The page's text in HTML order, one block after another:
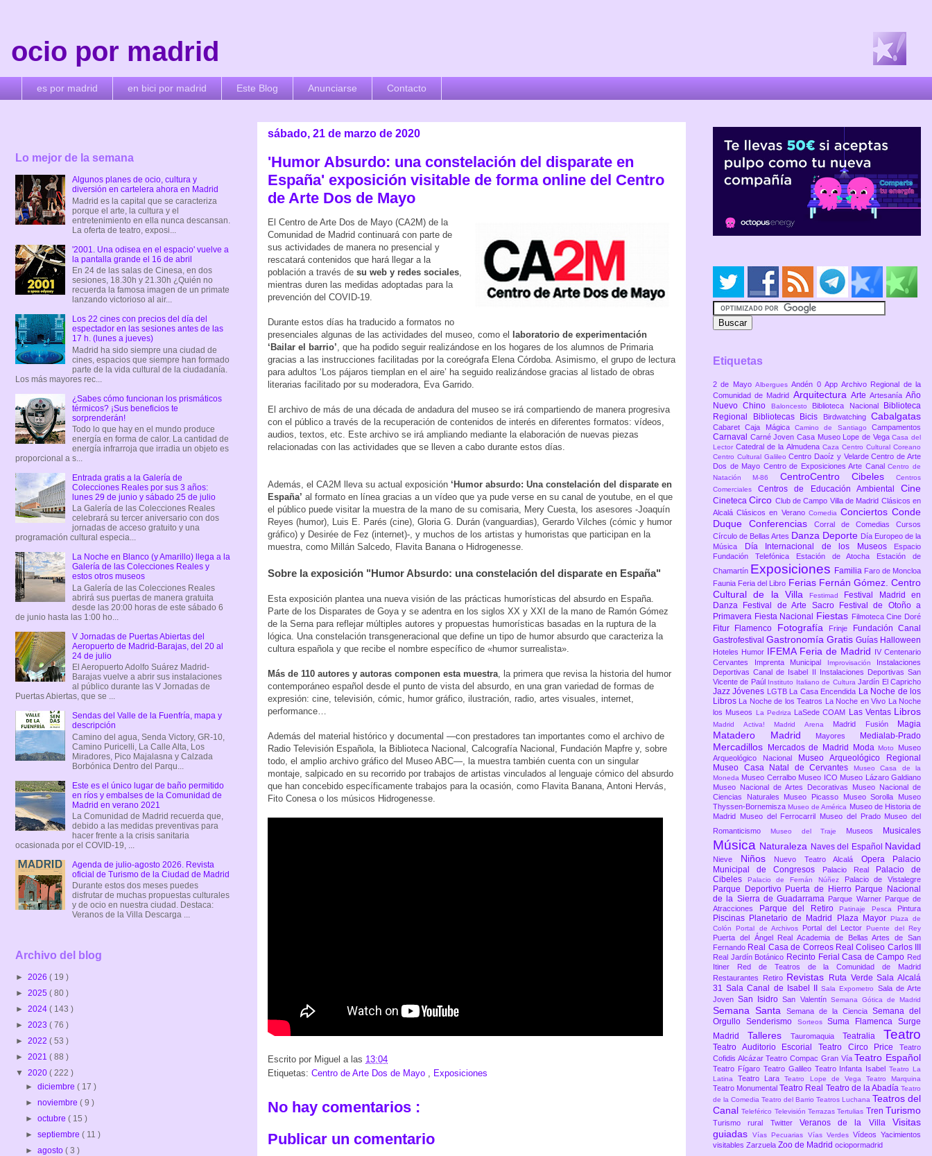
ocio por madrid
es por madrid en bici por madrid Este Blog Anunciarse Contacto
sábado, 21 de marzo de 2020
'Humor Absurdo: una constelación del disparate en
España' exposición visitable de forma online del Centro
de Arte Dos de Mayo
El Centro de Arte Dos de Mayo (CA2M) de la
Comunidad de Madrid continuará con parte de
sus actividades de manera no presencial y
rescatará contenidos que hará llegar a la
población a través de su web y redes sociales
mientras duren las medidas adoptadas para la
prevención del COVID-19.
Durante estos días ha traducido a formatos no
presenciales algunas de las actividades del museo, como el
laboratorio de experimentación
‘Bailar el barrio’ , que ha podido seguir realizándose en los hogares de los alumnos de Primaria
gracias a las instrucciones facilitadas por la coreógrafa Elena Córdoba. Asimismo, el grupo de lectura
para adultos ‘Los pájaros tiemplan en el aire’ ha seguido realizándose gracias al listado de obras
literarias facilitado por su moderadora, Eva Garrido.
El archivo de más de una década de andadura del museo se irá compartiendo de manera progresiva
con el público a través de la recuperación de contenidos de interés en diferentes formatos: vídeos,
audios, textos, etc. Este archivo se irá ampliando mediante la elaboración de nuevas piezas
relacionadas con las actividades que se lleven a cabo durante estos días.
Además, el CA2M lleva su actual exposición ‘Humor absurdo: Una constelación del disparate en
España’ al formato en línea gracias a un vídeo que ya pude verse en su canal de youtube, en el que
el público puede visitar la muestra de la mano de su comisaria, Mery Cuesta, los asesores -Joaquín
Reyes (humor), Luis E. Parés (cine), Gloria G. Durán (vanguardias), Gerardo Vilches (cómic y humor
gráfico) y Desirée de Fez (internet)-, y muchos de los artistas y humoristas que participan en la
muestra, como Millán Salcedo, Flavita Banana o Hidrogenesse.
Sobre la exposición "Humor Absurdo: una constelación del disparate en España"
Esta exposición plantea una nueva visión de las prácticas humorísticas del absurdo en España.
Parte de los Disparates de Goya y se adentra en los siglos XX y XXI de la mano de Ramón Gómez
de la Serna para reflejar múltiples autores y propuestas humorísticas basadas en la ruptura de la
lógica. Una constelación transgeneracional que define un tipo de humor absurdo que caracteriza la
cultura española y que recibe el nombre específico de «humor surrealista».
Más de 110 autores y autoras componen esta muestra , la primera que revisa la historia del humor
contemporáneo español desde el punto de vista del absurdo, en una gran variedad de formas de
expresión: cine, televisión, cómic, humor gráfico, ilustración, radio, artes visuales, internet,
performance…
Además del material histórico y documental —con prestadores tan importantes como el archivo de
Radio Televisión Española, la Biblioteca Nacional, Calcografía Nacional, Fundación Mapfre y, sobre
todo, el amplio archivo gráfico del Museo ABC—, la muestra también cuenta con un singular
montaje, salpicado en su recorrido por trabajos de artistas vinculados al lenguaje cómico del absurdo
que han concebido específicamente trabajos para la ocasión, como Flavita Banana, Antoni Hervás,
Fito Conesa o los músicos Hidrogenesse.
Escrito por Miguel a las 13:04
Etiquetas: Centro de Arte Dos de Mayo , Exposiciones
No hay comentarios :
Publicar un comentario
Lo mejor de la semana
Algunos planes de ocio, cultura y
diversión en cartelera ahora en Madrid
Madrid es la capital que se caracteriza
porque el arte, la cultura y el
entretenimiento en ella nunca descansan.
La oferta de teatro, exposi...
'2001. Una odisea en el espacio' vuelve a
la pantalla grande el 16 de abril
En 24 de las salas de Cinesa, en dos
sesiones, 18.30h y 21.30h ¿Quién no
recuerda la famosa imagen de un primate
lanzando victorioso al air...
Los 22 cines con precios del día del
espectador en las sesiones antes de las
17 h. (lunes a jueves)
Madrid ha sido siempre una ciudad de
cines, espacios que siempre han formado
parte de la vida cultural de la ciudadanía.
Los más mayores rec...
¿Sabes cómo funcionan los prismáticos
térmicos? ¡Sus beneficios te
sorprenderán!
Todo lo que hay en el mundo produce
energía en forma de calor. La cantidad de
energía infrarroja que irradia un objeto es
proporcional a s...
Entrada gratis a la Galería de
Colecciones Reales por sus 3 años:
lunes 29 de junio y sábado 25 de julio
La Galería de las Colecciones Reales
celebrará su tercer aniversario con dos
jornadas de acceso gratuito y una
programación cultural especia...
La Noche en Blanco (y Amarillo) llega a la
Galería de las Colecciones Reales y
estos otros museos
La Galería de las Colecciones Reales
abrirá sus puertas de manera gratuita
desde las 20:00 horas de este sábado 6
de junio hasta las 1:00 ho...
V Jornadas de Puertas Abiertas del
Aeropuerto de Madrid-Barajas, del 20 al
24 de julio
El Aeropuerto Adolfo Suárez Madrid-
Barajas vuelve a abrir sus instalaciones
al público durante las V Jornadas de
Puertas Abiertas, que se ...
Sendas del Valle de la Fuenfría, mapa y
descripción
Camino del agua, Senda Victory, GR-10,
Camino Puricelli, La Calle Alta, Los
Miradores, Pico Majalasna y Calzada
Borbónica Dentro del Parqu...
Este es el único lugar de baño permitido
en ríos y embalses de la Comunidad de
Madrid en verano 2021
La Comunidad de Madrid recuerda que,
debido a las medidas preventivas para
hacer frente a la crisis sanitaria
ocasionada por el COVID-19, ...
Agenda de julio-agosto 2026. Revista
oficial de Turismo de la Ciudad de Madrid
Durante estos dos meses puedes
disfrutar de muchas propuestas culturales
y de ocio en nuestra ciudad. Destaca:
Veranos de la Villa Descarga ...
Archivo del blog
► 2026 ( 19 )
► 2025 ( 80 )
► 2024 ( 143 )
► 2023 ( 76 )
► 2022 ( 53 )
► 2021 ( 88 )
▼ 2020 ( 222 )
►diciembre( 17 )
►noviembre( 9 )
►octubre( 15 )
►septiembre( 11 )
►agosto( 3 )
Etiquetas
2 de Mayo AlberguesAndén 0 AppArchivo Regional de la
Comunidad de Madrid Arquitectura Arte ArtesaníaAño
Nuevo Chino
Baloncesto Biblioteca Nacional
Biblioteca
Regional
Bibliotecas Bicis Birdwatching Cabalgatas
CabaretCaja MágicaCamino de SantiagoCampamentos
Carnaval Carné JovenCasa Museo Lope de VegaCasa del
LectorCatedral de la Almudena Caza Centro Cultural Coreano
Centro Cultural GalileoCentro Daoíz y VelardeCentro de Arte
Dos de Mayo Centro de Exposiciones Arte CanalCentro de
Natación M-86 CentroCentro Cibeles
Centros
ComercialesCentros de Educación AmbientalCine
CinetecaCirco Club de Campo Villa de Madrid Clásicos en
AlcaláClásicos en Verano Comedia ConciertosConde
Duque Conferencias Corral de Comedias Cursos
Círculo de Bellas Artes Danza Deporte Día Europeo de la
Música
Día Internacional de los Museos
Espacio
Fundación Telefónica
Estación de Atocha
Estación de
Chamartín Exposiciones Familia Faro de Moncloa
Faunia Feria del Libro Ferias Fernán Gómez. Centro
Cultural de la VillaFestimad
Festival Madrid en
Danza
Festival de Arte Sacro
Festival de Otoño a
Primavera Fiesta Nacional Fiestas Filmoteca Cine Doré
Fitur Flamenco Fotografía Frinje
Fundación Canal
Gastrofestival Gastronomía Gratis Guías Halloween
Hoteles Humor IFEMA Feria de Madrid
IV Centenario
Cervantes
Imprenta Municipal Improvisación
Instalaciones
Deportivas Canal de Isabel II
Instalaciones Deportivas San
Vicente de Paúl
Instituto Italiano de CulturaJardín El Capricho
JazzJóvenes LGTB La Casa Encendida La Noche de los
Libros
La Noche de los Teatros La Noche en Vivo
La Noche
los Museos
La Pedriza LaSede COAM Las Ventas Libros
Madrid Activa! Madrid Arena Madrid Fusión Magia
Matadero Madrid Mayores Medialab-Prado
Mercadillos Mercados de Madrid ModaMoto Museo
Arqueológico Nacional
Museo Arqueológico Regional
Museo Casa Natal de Cervantes
Museo Casa de la
Moneda Museo Cerralbo Museo ICO Museo Lázaro Galdiano
Museo Nacional de Artes Decorativas Museo Nacional de
Ciencias Naturales Museo Picasso Museo Sorolla Museo
Thyssen-BornemiszaMuseo de América Museo de Historia de
Madrid
Museo del Ferrocarril Museo del Prado Museo del
Romanticismo
Museo del Traje Museos Musicales
Música Naturaleza Naves del Español Navidad
Nieve Niños Nuevo Teatro Alcalá Opera
Palacio
Municipal de Congresos
Palacio Real
Palacio de
Cibeles
Palacio de Fernán Núñez Palacio de Vistalegre
Parque Deportivo Puerta de Hierro Parque Nacional
de la Sierra de Guadarrama Parque Warner Parque de
Atracciones
Parque del Retiro Patinaje Pesca Pintura
Piscinas Planetario de Madrid Plaza Mayor
Plaza de
Colón Portal de Archivos Portal del LectorPuente del Rey
Puerta del Ángel
Real Academia de Bellas Artes de San
Fernando Real Casa de Correos Real Coliseo Carlos III
Real Jardín Botánico Recinto Ferial Casa de Campo Red
Itiner
Red de Teatros de la Comunidad de Madrid
Restaurantes
Retiro Revistas Ruta VerdeSala Alcalá
31Sala Canal de Isabel IISala Expometro Sala de Arte
JovenSan IsidroSan Valentín Semana Gótica de Madrid
Semana Santa Semana de la Ciencia Semana del
Orgullo Senderismo SorteosSuma FlamencaSurge
Madrid Talleres Tauromaquia Teatralia Teatro
Teatro Auditorio Escorial Teatro Circo Price Teatro
Cofidis AlcázarTeatro Compac Gran Vía Teatro Español
Teatro Fígaro Teatro Galileo Teatro Infanta IsabelTeatro La
Latina Teatro LaraTeatro Lope de Vega Teatro Marquina
Teatro Monumental Teatro Real Teatro de la Abadía Teatro
de la Comedia Teatro del Barrio Teatros Luchana Teatros del
CanalTeleférico TelevisiónTerrazasTertulias Tren Turismo
Turismo rural Twitter Veranos de la VillaVisitas
guiadasVías Pecuarias Vías Verdes VídeosYacimientos
visitables Zarzuela Zoo de Madrid ociopormadrid